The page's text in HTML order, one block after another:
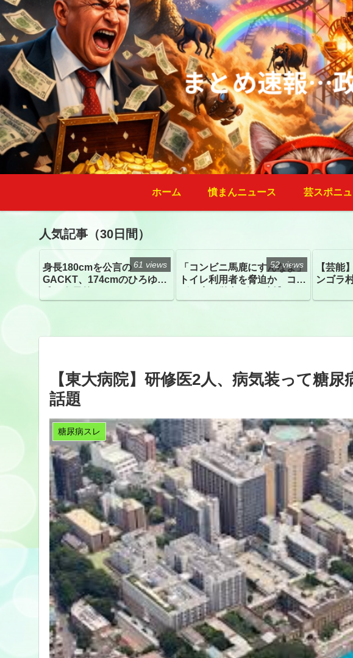
ホーム 憤まんニュース 芸スポニ
人気記事（30日間）
身長180cmを公言の
GACKT、174cmのひろゆき
トざわつき イベントでの写
61 views
「コンビニ馬鹿にすんなよ」
トイレ利用者を脅迫か コン
52 views
【芸能
ンゴラ
はデジ
【東大病院】研修医2人、病気装って糖
話題
糖尿病スレ